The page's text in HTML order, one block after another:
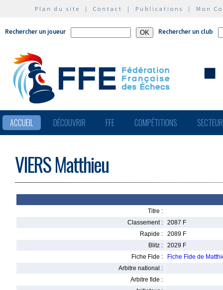
Plan du site | Contact | Publications | Mon
Rechercher un joueur Rechercher un club
ACCUEIL DÉCOUVRIR FFE COMPÉTITIONS
VIERS Matthieu
Titre :
Classement :
2087 F
Rapide :
2089 F
Blitz :
2029 F
Fiche Fide :
Fiche Fide de
Arbitre national :
Arbitre fide :